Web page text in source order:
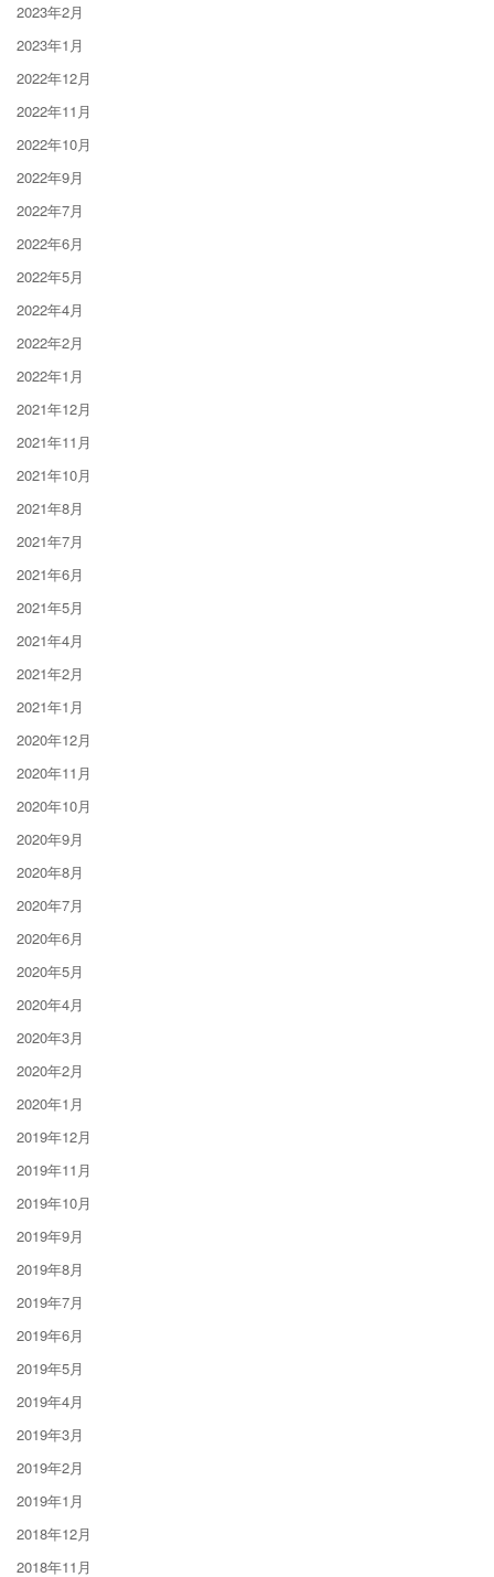
2023年2月
2023年1月
2022年12月
2022年11月
2022年10月
2022年9月
2022年7月
2022年6月
2022年5月
2022年4月
2022年2月
2022年1月
2021年12月
2021年11月
2021年10月
2021年8月
2021年7月
2021年6月
2021年5月
2021年4月
2021年2月
2021年1月
2020年12月
2020年11月
2020年10月
2020年9月
2020年8月
2020年7月
2020年6月
2020年5月
2020年4月
2020年3月
2020年2月
2020年1月
2019年12月
2019年11月
2019年10月
2019年9月
2019年8月
2019年7月
2019年6月
2019年5月
2019年4月
2019年3月
2019年2月
2019年1月
2018年12月
2018年11月